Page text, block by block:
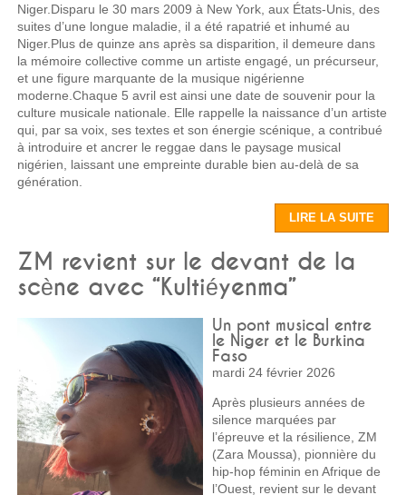
Niger.Disparu le 30 mars 2009 à New York, aux États-Unis, des
suites d’une longue maladie, il a été rapatrié et inhumé au
Niger.Plus de quinze ans après sa disparition, il demeure dans
la mémoire collective comme un artiste engagé, un précurseur,
et une figure marquante de la musique nigérienne
moderne.Chaque 5 avril est ainsi une date de souvenir pour la
culture musicale nationale. Elle rappelle la naissance d’un artiste
qui, par sa voix, ses textes et son énergie scénique, a contribué
à introduire et ancrer le reggae dans le paysage musical
nigérien, laissant une empreinte durable bien au-delà de sa
génération.
LIRE LA SUITE
ZM revient sur le devant de la
scène avec “Kultiéyenma”
Un pont musical entre
le Niger et le Burkina
Faso
mardi 24 février 2026
Après plusieurs années de
silence marquées par
l’épreuve et la résilience, ZM
(Zara Moussa), pionnière du
hip‑hop féminin en Afrique de
l’Ouest, revient sur le devant